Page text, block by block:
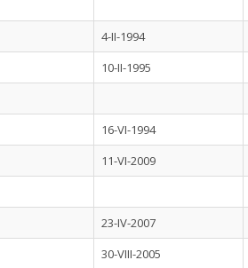
4-II-1994
10-II-1995
16-VI-1994
11-VI-2009
23-IV-2007
30-VIII-2005